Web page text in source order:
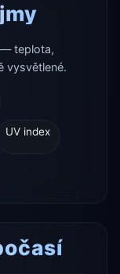
— teplota,
vysvětlené.
UV index